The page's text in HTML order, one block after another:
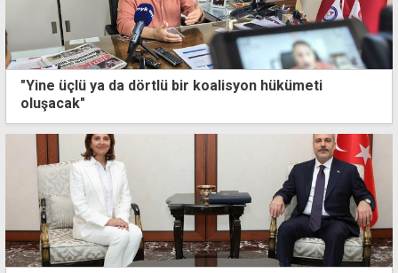
"Yine üçlü ya da dörtlü bir koalisyon hükümeti
oluşacak"